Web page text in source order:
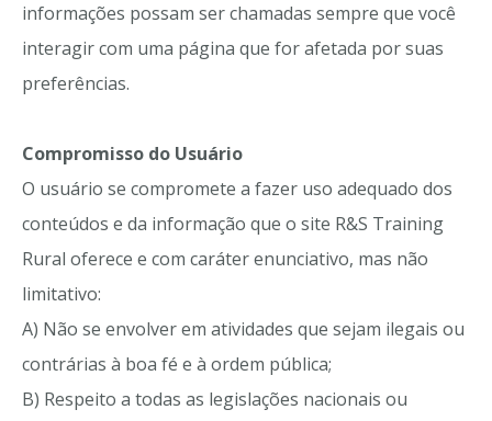
informações possam ser chamadas sempre que você
interagir com uma página que for afetada por suas
preferências.
Compromisso do Usuário
O usuário se compromete a fazer uso adequado dos
conteúdos e da informação que o site R&S Training
Rural oferece e com caráter enunciativo, mas não
limitativo:
A) Não se envolver em atividades que sejam ilegais ou
contrárias à boa fé e à ordem pública;
B) Respeito a todas as legislações nacionais ou